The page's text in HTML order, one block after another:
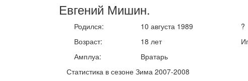
Евгений Мишин.
Родился:
Возраст:
Амплуа:
10 августа 1989
18 лет
Вратарь
?
Статистика в сезоне Зима 2007-2008